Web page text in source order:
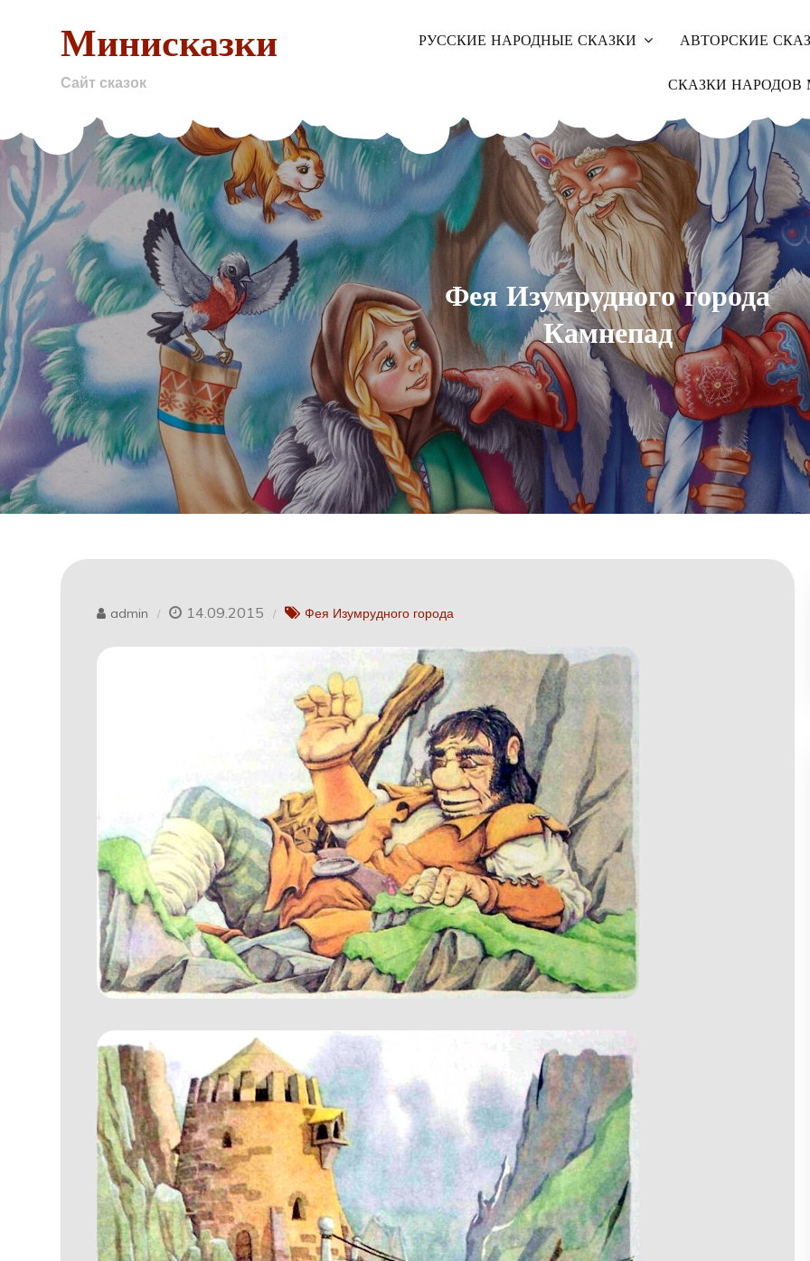
Минисказки
Сайт сказок
РУССКИЕ НАРОДНЫЕ СКАЗКИ АВТОРСКИЕ
СКАЗКИ НАРОДОВ
Фея Изумрудного города
Камнепад
admin 14.09.2015 Фея Изумрудного города